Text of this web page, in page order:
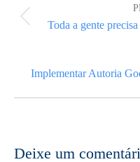
navigation
Toda a gente
Implementar Autoria
Deixe um